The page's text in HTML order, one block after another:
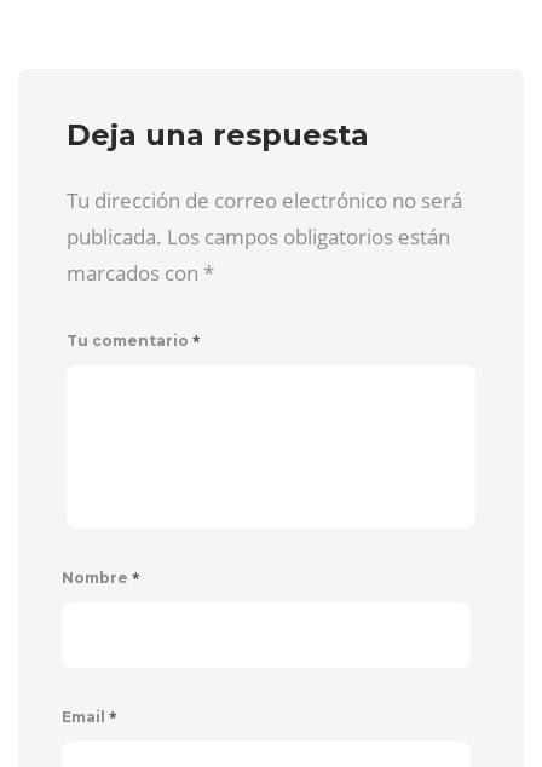
Deja una respuesta
Tu dirección de correo electrónico no será
publicada. Los campos obligatorios están
marcados con *
Tu comentario *
Nombre *
Email *